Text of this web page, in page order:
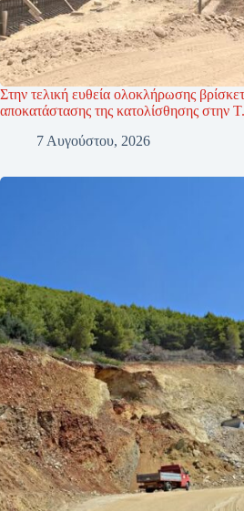
Στην τελική ευθεία ολοκλήρωσης
αποκατάστασης της κατολίσθησης στην
7 Αυγούστου, 2026